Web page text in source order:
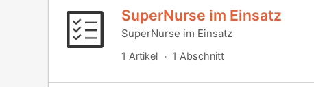
SuperNurse im Einsatz
SuperNurse im Einsatz
1 Artikel 1 Abschnitt